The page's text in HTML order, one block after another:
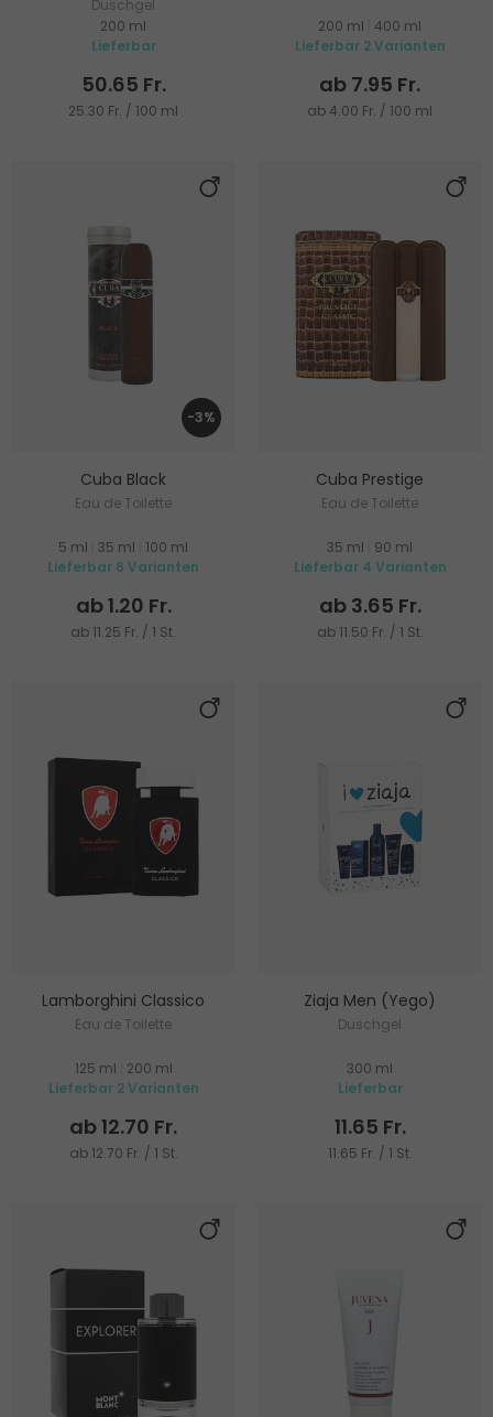
Duschgel
200 ml
Lieferbar
50.65 Fr.
25.30 Fr. / 100 ml
200 ml 400 ml
Lieferbar 2 Varianten
ab 7.95 Fr.
ab 4.00 Fr. / 100 ml
-3%
Cuba Black
Eau de Toilette
5 ml 35 ml
100 ml
Lieferbar 6 Varianten
ab 1.20 Fr.
ab 11.25 Fr. / 1 St.
Cuba Prestige
Eau de Toilette
35 ml
90 ml
Lieferbar 4 Varianten
ab 3.65 Fr.
ab 11.50 Fr. / 1 St.
Lamborghini Classico
Eau de Toilette
125 ml
200 ml
Lieferbar 2 Varianten
ab 12.70 Fr.
ab 12.70 Fr. / 1 St.
Ziaja Men (Yego)
Duschgel
300 ml
Lieferbar
11.65 Fr.
11.65 Fr. / 1 St.